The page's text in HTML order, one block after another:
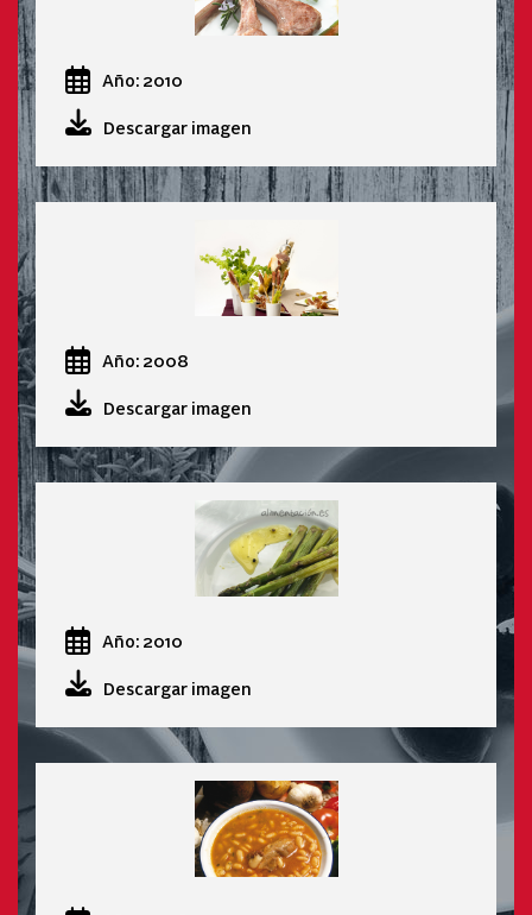
Año: 2010
Descargar imagen
Año: 2008
Descargar imagen
Año: 2010
Descargar imagen